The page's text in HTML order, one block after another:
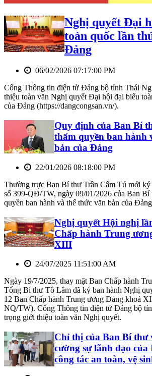
Nghị quyết Đại
toàn quốc lần
Đảng
06/02/2026 07:17:00 PM
Cổng Thông tin điện tử Đảng bộ tỉnh Thái
thiệu toàn văn Nghị quyết Đại hội đại biểu
của Đảng (https://dangcongsan.vn/).
Quy định của Ban Bí
thẩm quyền ban hành
bản của Đảng
22/01/2026 08:18:00 PM
Thường trực Ban Bí thư Trần Cẩm Tú mới ký
số 399-QĐ/TW, ngày 09/01/2026 của Ban Bí
quyền ban hành và thể thức văn bản của
Nghị quyết Hội nghị
Chấp hành Trung
XIII
24/07/2025 11:51:00 AM
Ngày 19/7/2025, thay mặt Ban Chấp hành
Tổng Bí thư Tô Lâm đã ký ban hành Nghị
12 Ban Chấp hành Trung ương Đảng khoá
NQ/TW). Cổng Thông tin điện tử Đảng bộ
trọng giới thiệu toàn văn Nghị quyết.
Chỉ thị của Ban Bí thư
cường sự lãnh đạo
công tác an toàn, vệ